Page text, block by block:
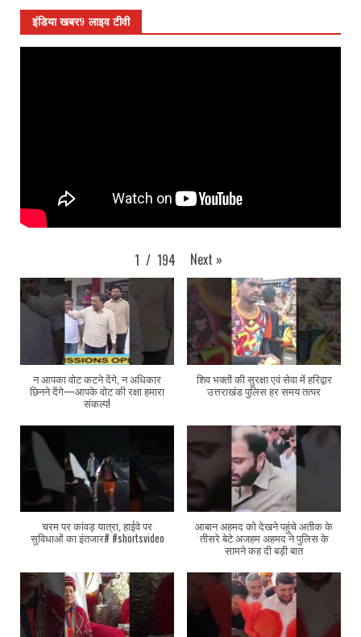
इंडिया खबर9 लाइव टीवी
1 / 194 Next »
न आपका वोट कटने देंगे, न अधिकार
छिनने देंगे—आपके वोट की रक्षा हमारा
संकल्प!
शिव भक्तों की सुरक्षा एवं सेवा में हरिद्वार
उत्तराखंड पुलिस हर समय तत्पर
चरम पर कांवड़ यात्रा, हाईवे पर
सुविधाओं का इंतजार# #shortsvideo
आबान अहमद को देखने पहुंचे अतीक के
तीसरे बेटे अजहम अहमद ने पुलिस के
सामने कह दी बड़ी बात